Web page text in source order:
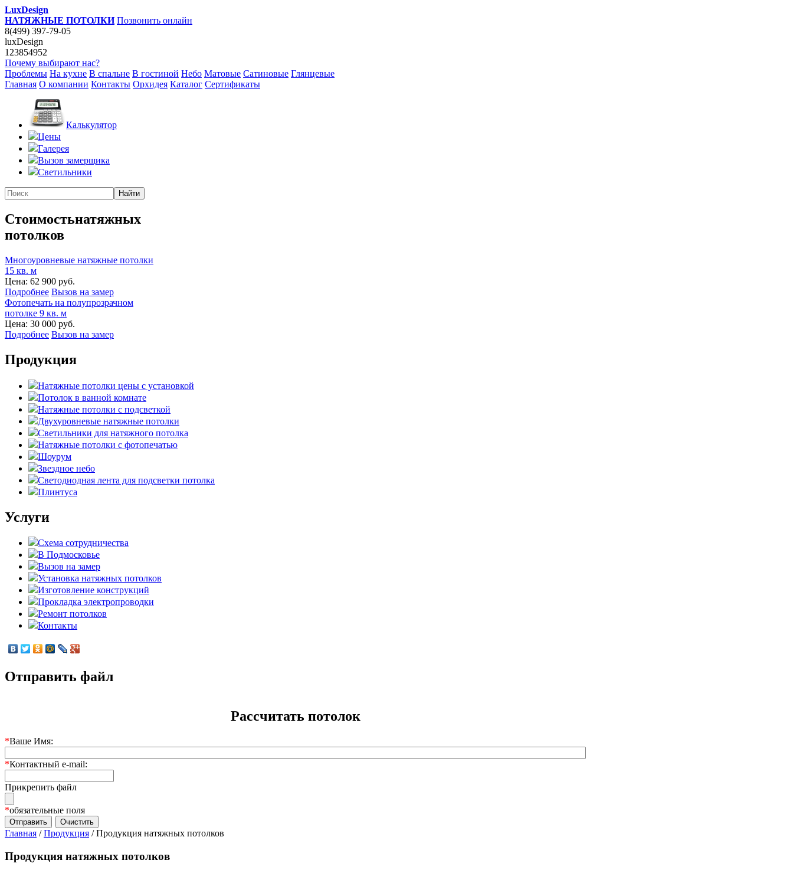
LuxDesign
НАТЯЖНЫЕ ПОТОЛКИ Позвонить онлайн
8(499) 397-79-05
luxDesign
123854952
Почему выбирают нас?
Проблемы На кухне В спальне В гостиной Небо Матовые Сатиновые Глянцевые
Главная О компании Контакты Орхидея Каталог Сертификаты
Калькулятор
Цены
Галерея
Вызов замерщика
Светильники
Стоимостьнатяжных
потолков
Многоуровневые натяжные потолки
15 кв. м
Цена: 62 900 руб.
Подробнее Вызов на замер
Фотопечать на полупрозрачном
потолке 9 кв. м
Цена: 30 000 руб.
Подробнее Вызов на замер
Продукция
Натяжные потолки цены с установкой
Потолок в ванной комнате
Натяжные потолки с подсветкой
Двухуровневые натяжные потолки
Светильники для натяжного потолка
Натяжные потолки с фотопечатью
Шоурум
Звездное небо
Светодиодная лента для подсветки потолка
Плинтуса
Услуги
Схема сотрудничества
В Подмосковье
Вызов на замер
Установка натяжных потолков
Изготовление конструкций
Прокладка электропроводки
Ремонт потолков
Контакты
Отправить файл
Рассчитать потолок
*Ваше Имя:
*Контактный e-mail:
Прикрепить файл
*обязательные поля
Главная /Продукция /Продукция натяжных потолков
Продукция натяжных потолков